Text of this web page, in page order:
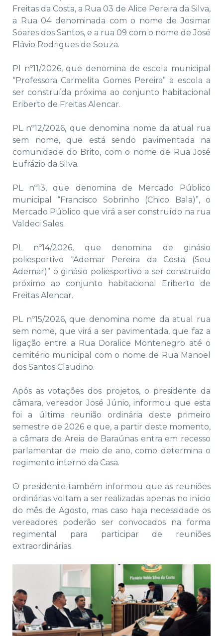
Freitas da Costa, a Rua 03 de Alice Pereira da Silva,
a Rua 04 denominada com o nome de Josimar
Soares dos Santos, e a rua 09 com o nome de José
Flávio Rodrigues de Souza.
Pl nº11/2026, que denomina de escola municipal
“Professora Carmelita Gomes Pereira” a escola a
ser construída próxima ao conjunto habitacional
Eriberto de Freitas Alencar.
PL nº12/2026, que denomina nome da atual rua
sem nome, que está sendo pavimentada na
comunidade do Brito, com o nome de Rua José
Eufrázio da Silva.
PL nº13, que denomina de Mercado Público
municipal “Francisco Sobrinho (Chico Bala)”, o
Mercado Público que virá a ser construído na rua
Valdeci Sales.
PL nº14/2026, que denomina de ginásio
poliesportivo “Ademar Pereira da Costa (Seu
Ademar)” o ginásio poliesportivo a ser construído
próximo ao conjunto habitacional Eriberto de
Freitas Alencar.
PL nº15/2026, que denomina nome da atual rua
sem nome, que virá a ser pavimentada, que faz a
ligação entre a Rua Doralice Montenegro até o
cemitério municipal com o nome de Rua Manoel
dos Santos Claudino.
Após as votações dos projetos, o presidente da
câmara, vereador José Júnio, informou que esta
foi a última reunião ordinária deste primeiro
semestre de 2026 e que, a partir deste momento,
a câmara de Areia de Baraúnas entra em recesso
parlamentar de meio de ano, como determina o
regimento interno da Casa.
O presidente também informou que as reuniões
ordinárias voltam a ser realizadas apenas no início
do mês de Agosto, mas caso haja necessidade os
vereadores poderão ser convocados na forma
regimental para participar de reuniões
extraordinárias.